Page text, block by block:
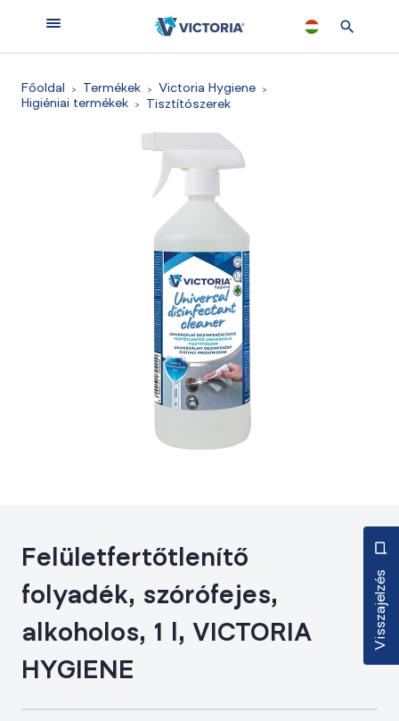
Főoldal Termékek
Victoria Hygiene
Higiéniai termékek
Tisztítószerek
Visszajelzés
Felületfertőtlenítő
folyadék, szórófejes,
alkoholos, 1 l, VICTORIA
HYGIENE